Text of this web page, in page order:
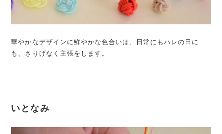
華やかなデザインに鮮やかな色合いは、日常にもハレの日に
も、さりげなく主張をします。
いとなみ